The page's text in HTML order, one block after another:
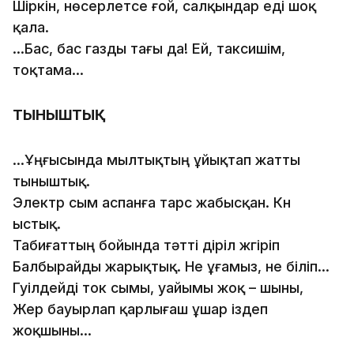
Шiркiн, нөсерлетсе ғой, салқындар едi шоқ
қала.
...Бас, бас газды тағы да! Ей, таксишiм,
тоқтама...
ТЫНЫШТЫҚ
...Ұңғысында мылтықтың ұйықтап жатты
тыныштық.
Электр сым аспанға тарс жабысқан. Күн
ыстық.
Табиғаттың бойында тәттi дiрiл жүгiрiп
Балбырайды жарықтық. Не ұғамыз, не бiлiп...
Гуiлдейдi ток сымы, уайымы жоқ – шыны,
Жер бауырлап қарлығаш ұшар iздеп
жоқшыны...